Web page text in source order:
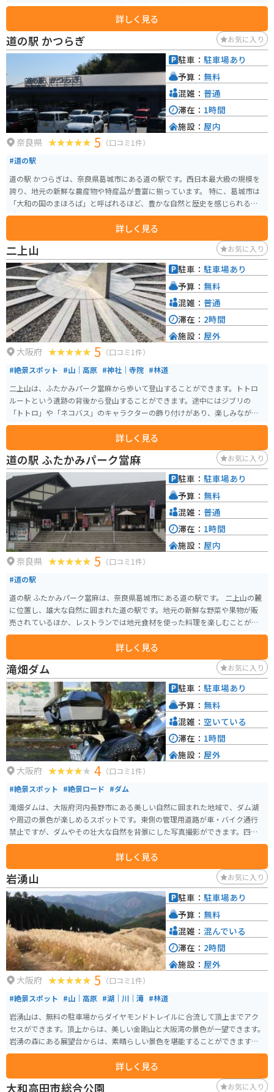
はおすすめです。バイクで訪れる際は、広々とした駐車場があるので安心で
す。周辺には、世界遺産登録の古市古墳群や、誉田八幡宮など、歴史的な観光
スポットも点在しているので、ツーリングの拠点としても最適です。 道の駅
しらとりの郷・羽曳野で、地元の美味しいものを堪能したり、周辺の観光を
楽しんでみてはいかがでしょうか。
詳しく見る
道の駅 かつらぎ お気に入り
奈良県 5 （口コミ1件）
#道の駅
道の駅 かつらぎは、奈良県葛城市にある道の駅です。西日本最大級の規模を
誇り、地元の新鮮な農産物や特産品が豊富に揃っています。 特に、葛城市は
「大和の国のまほろば」と呼ばれるほど、豊かな自然と歴史を感じられる場
所です。道の駅 かつらぎでも、地元で採れた新鮮な野菜や果物、手作りの加
工品などが販売されており、お土産探しにも最適です。レストランでは、地
元産の食材を使った料理を楽しむこともできます。 バイクで訪れる場合、道
の駅 かつらぎは広々とした駐車場が完備されているので、安心して駐車でき
ます。また、周辺には、二上山や當麻寺など、ツーリングに最適なスポットが
点在しています。道の駅で休憩を取りながら、奈良の自然と歴史を満喫して
みてはいかがでしょうか。
詳しく見る
駐車： 駐車場あり
予算： 無料
混雑： 普通
滞在： 1時間
施設： 屋内
二上山 お気に入り
大阪府 5 （口コミ1件）
#絶景スポット #山｜高原 #神社｜寺院 #林道
二上山は、ふたかみパーク當麻から歩いて登山することができます。トトロ
ルートという遺跡の背後から登山することができます。途中にはジブリの
「トトロ」や「ネコバス」のキャラクターの飾り付けがあり、楽しみながら
登山することができます。 トトロルートは藪のトンネルがあり、そこを通っ
て行くことができます。二上山には雄岳と雌岳があり、雌岳からは美しい景
色が見渡せます。初心者にもオススメの山です。
詳しく見る
駐車： 駐車場あり
予算： 無料
混雑： 普通
滞在： 2時間
施設： 屋外
道の駅 ふたかみパーク當麻 お気に入り
奈良県 5 （口コミ1件）
#道の駅
道の駅 ふたかみパーク當麻は、奈良県葛城市にある道の駅です。 二上山の麓
に位置し、雄大な自然に囲まれた道の駅です。地元の新鮮な野菜や果物が販
売されているほか、レストランでは地元食材を使った料理を楽しむことがで
きます。 バイクで訪れる場合、道の駅には広い駐車場が完備されているので
安心です。二上山周辺は、ワインディングロードが続くので、ツーリングに
も最適なエリアです。 周辺には、當麻寺や石舞台古墳などの歴史的な観光ス
ポットも点在しています。道の駅 ふたかみパーク當麻は、観光の拠点として
も最適な場所です。 名産品としては、葛城市特産の「大和まな」や「富有
柿」などが人気です。
詳しく見る
駐車： 駐車場あり
予算： 無料
混雑： 普通
滞在： 1時間
施設： 屋内
滝畑ダム お気に入り
大阪府 4 （口コミ1件）
#絶景スポット #絶景ロード #ダム
滝畑ダムは、大阪府河内長野市にある美しい自然に囲まれた地域で、ダム湖
や周辺の景色が楽しめるスポットです。東側の管理用道路が車・バイク通行
禁止ですが、ダムやその壮大な自然を背景にした写真撮影ができます。四季
折々の景色が楽しめるため、年間を通じてさまざまな表情を見せる滝畑ダム
は、ツーリングの目的地としておすすめです。近くに滝畑ふるさと文化財の
森センターがあり、藁ぶき屋根の古民家があります。
詳しく見る
駐車： 駐車場あり
予算： 無料
混雑： 空いている
滞在： 1時間
施設： 屋外
岩湧山 お気に入り
大阪府 5 （口コミ1件）
#絶景スポット #山｜高原 #湖｜川｜滝 #林道
岩湧山は、無料の駐車場からダイヤモンドトレイルに合流して頂上までアク
セスができます。頂上からは、美しい金剛山と大阪湾の景色が一望できます。
岩湧の森にある展望台からは、素晴らしい景色を堪能することができます。
山頂には、お弁当を食べたり、トイレを利用することができる広い広場があ
詳しく見る
駐車： 駐車場あり
予算： 無料
混雑： 混んでいる
滞在： 2時間
施設： 屋外
大和高田市総合公園 お気に入り